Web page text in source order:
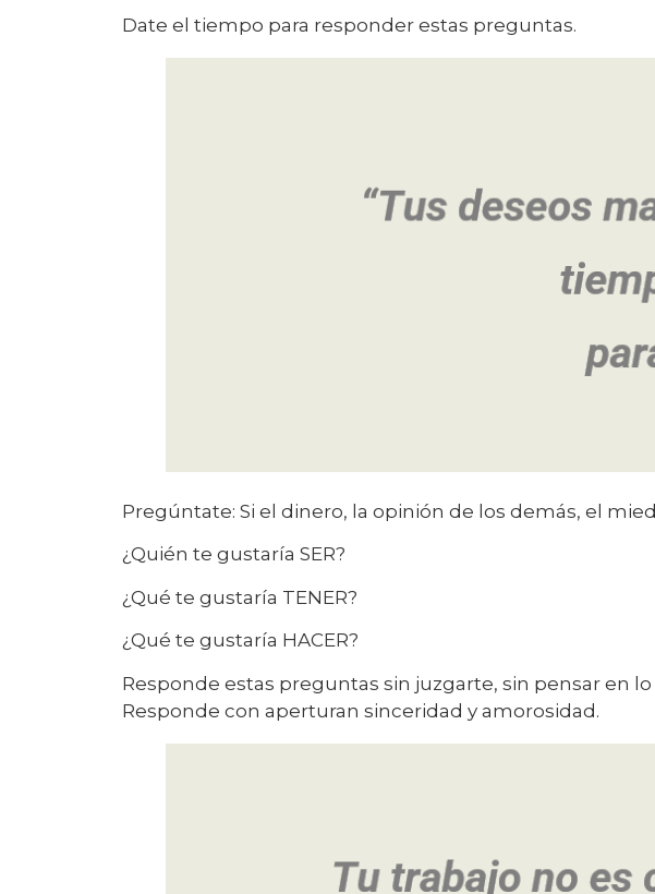
Date el tiempo para responder estas preguntas.
Pregúntate: Si el dinero, la opinión de los demás, el
¿Quién te gustaría SER?
¿Qué te gustaría TENER?
¿Qué te gustaría HACER?
Responde estas preguntas sin juzgarte, sin pensar en
Responde con aperturan sinceridad y amorosidad.